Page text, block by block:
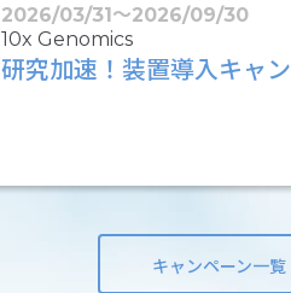
2026/03/31〜2026/09/30
10x Genomics
研究加速！装置導入キャ
キャンペーン一覧